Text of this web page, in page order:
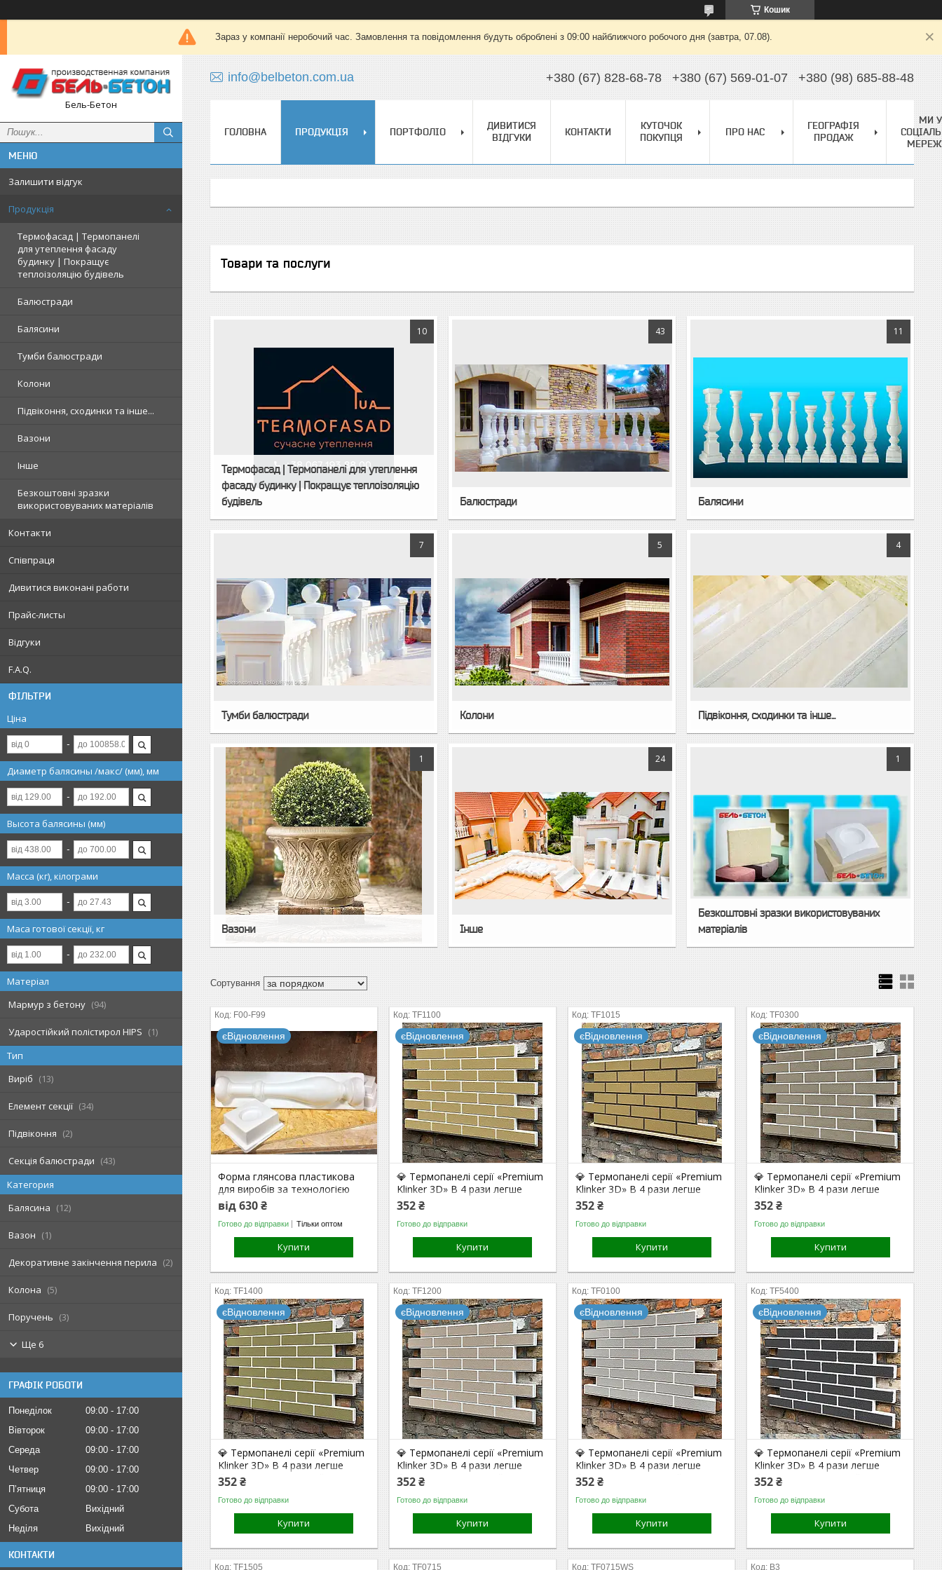
Кошик
Зараз у компанії неробочий час. Замовлення та повідомлення будуть оброблені з 09:00 найближчого робочого дня (завтра, 07.08).
Бель-Бетон
Залишити відгук
Продукція
Термофасад | Термопанелі
для утеплення фасаду
будинку | Покращує
теплоізоляцію будівель
Балюстради
Балясини
Тумби балюстради
Колони
Підвіконня, сходинки та інше...
Вазони
Інше
Безкоштовні зразки
використовуваних матеріалів
Контакти
Співпраця
Дивитися виконані работи
Прайс-листы
Відгуки
F.A.Q.
ФІЛЬТРИ
Ціна
Диаметр балясины /макс/ (мм), мм
Высота балясины (мм)
Масса (кг), кілограми
Маса готової секції, кг
Матеріал
Мармур з бетону
94
Ударостійкий полістирол HIPS
1
Тип
Виріб
13
Елемент секції 34
Підвіконня 2
Секція балюстради
43
Категория
Балясина
12
Вазон 1
Декоративне закінчення перила 2
Колона 5
Поручень 3
Ще 6
ГРАФІК РОБОТИ
Понеділок 09:00
17:00
Вівторок
09:00
17:00
Середа
09:00
17:00
Четвер
09:00
17:00
Пʼятниця
09:00
17:00
Субота
Вихідний
Неділя
Вихідний
КОНТАКТИ
info@belbeton.com.ua +380 (67) 828-68-78 +380 (67) 569-01-07 +380 (98) 685-88-48
ГОЛОВНА ПРОДУКЦІЯ ПОРТФОЛІО
ДИВИТИСЯ
ВІДГУКИ
КОНТАКТИ
КУТОЧОК
ПОКУПЦЯ
ПРО НАС
ГЕОГРАФІЯ
ПРОДАЖ
МИ У
Товари та послуги
10
Термофасад | Термопанелі для утеплення
фасаду будинку | Покращує теплоізоляцію
будівель
43
Балюстради
11
Балясини
7
Тумби балюстради
5
Колони
4
Підвіконня, сходинки та інше...
1
Вазони
24
Інше
1
Безкоштовні зразки використовуваних
матеріалів
F00-F99
єВідновлення
Форма глянсова пластикова
для виробів за технологією
СИСТРОМ
від 630 ₴
Готово до відправки Тільки оптом
Купити
TF1100
єВідновлення
💎 Термопанелі серії «Premium
Klinker 3D» В 4 рази легше
бетону. В 10 раз надійніше
плитки на клею. (Sandy/White)
352 ₴
Готово до відправки
Купити
TF1015
єВідновлення
💎 Термопанелі серії «Premium
Klinker 3D» В 4 рази легше
бетону. В 10 раз надійніше
плитки на клею. (Golden
Ochre/Coffee)
352 ₴
Готово до відправки
Купити
TF0300
єВідновлення
💎 Термопанелі серії «Premium
Klinker 3D» В 4 рази легше
бетону. В 10 раз надійніше
плитки на клею.
(Cappuccino/White)
352 ₴
Готово до відправки
Купити
TF1400
єВідновлення
💎 Термопанелі серії «Premium
Klinker 3D» В 4 рази легше
бетону. В 10 раз надійніше
плитки на клею.
(Pistachio/White)
352 ₴
Готово до відправки
Купити
TF1200
єВідновлення
💎 Термопанелі серії «Premium
Klinker 3D» В 4 рази легше
бетону. В 10 раз надійніше
плитки на клею. (Dusty
Rose/White)
352 ₴
Готово до відправки
Купити
TF0100
єВідновлення
💎 Термопанелі серії «Premium
Klinker 3D» В 4 рази легше
бетону. В 10 раз надійніше
плитки на клею. (Repose
Gray/White)
352 ₴
Готово до відправки
Купити
TF5400
єВідновлення
💎 Термопанелі серії «Premium
Klinker 3D» В 4 рази легше
бетону. В 10 раз надійніше
плитки на клею. (Dark
Gray/White)
352 ₴
Готово до відправки
Купити
TF1505 TF0715 TF0715WS B3